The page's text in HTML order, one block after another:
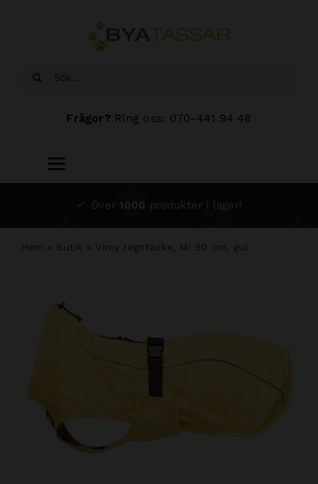
Sök
Frågor? Ring oss: 070-441 94 48
Toggle
Navigation
Över 1000 produkter i lager!
Hem » Butik » Vimy regntäcke, M: 50 cm, gul